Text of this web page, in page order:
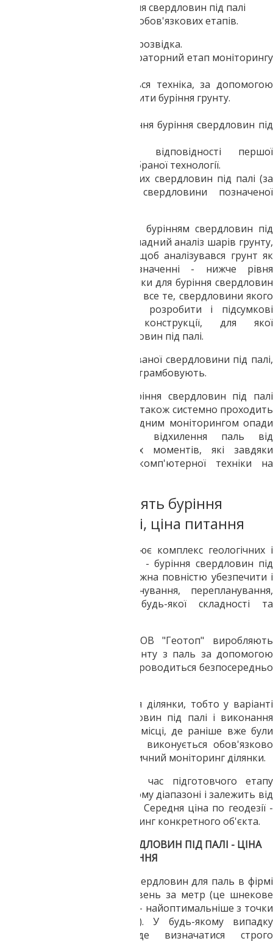
Алгоритм проведення буріння свердловин під палі
включає в себе 7 постійних і обов'язкових етапів.
Спочатку проводиться розвідка.
Далі проводиться лабораторний етап моніторингу
Після цього вибирається техніка, за допомогою
якої планується проводити буріння грунту.
Безпосереднє проведення буріння свердловин під
Первинна перевірка відповідності першої
свердловини під палі обраної технології.
Аналогічне буріння інших свердловин під палі (за
умови відповідності свердловини позначеної
Організація, яка займається бурінням свердловин під
палі, повинна провести докладний аналіз шарів грунту,
при цьому дуже важливо, щоб аналізувався грунт як
мінімум на метровому значенні - нижче рівня
промерзання. На вибір техніки для буріння свердловин
під палі впливають перш за все те, свердловини якого
типу і глибини необхідно розробити і підсумкові
параметри майбутньої конструкції, для якої
здійснюється буріння свердловин під палі.
Грунт, обраний з розроблюваної свердловини під палі,
викидається назовні і його утрамбовують.
Санація на всіх етапах буріння свердловин під палі
обов'язково здійснюється, а також системно проходить
загальна перевірка з докладним моніторингом опади
можливого міліметрового відхилення паль від
необхідної норми і інших моментів, які завдяки
використанню новітньої комп'ютерної техніки на
Які компанії проводять буріння
свердловин під палі, ціна питання
Фірма ТОВ "Геотоп" здійснює комплекс геологічних і
геодезичних робіт, зокрема - буріння свердловин під
палі, за допомогою яких можна повністю убезпечити і
оптимізувати процес планування, перепланування,
зведення нової будівлі будь-якої складності та
Спочатку фахівці фірми ТОВ "Геотоп" виробляють
розбивку осей для фундаменту з паль за допомогою
геодезичних робіт, а потім проводиться безпосередньо
У разі повторного освоєння ділянки, тобто у варіанті
планування буріння свердловин під палі і виконання
будівельних робіт на тому місці, де раніше вже були
забиті старі палі в ділянку, виконується обов'язково
повний геологічний і геодезичний моніторинг ділянки.
Ціна робіт з геодезії під час підготовчого етапу
варіюється в досить широкому діапазоні і залежить від
складності необхідних робіт. Середня ціна по геодезії -
від 1 900 гривень за моніторинг конкретного об'єкта.
БУДІВЕЛЬНЕ БУРІННЯ СВЕРДЛОВИН ПІД ПАЛІ - ЦІНА
ЗА МЕТР ШНЕКОВОГО БУРІННЯ
Ціновий діапазон буріння свердловин для паль в фірмі
ТОВ "Геотоп" - від 350 гривень за метр (це шнекове
буріння свердловин під палі - найоптимальніше з точки
зору ціни і ефективності). У будь-якому випадку
підсумкова вартість буде визначатися строго